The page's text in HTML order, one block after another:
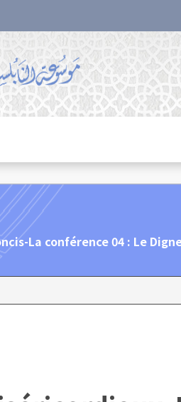
La conférence 04 : Le